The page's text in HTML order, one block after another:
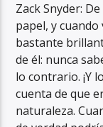
Zack Snyder:
papel, y
bastante
de él: nunca
lo contrario. ¡Y
cuenta de que
naturaleza.